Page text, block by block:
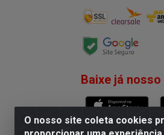
O nosso site coleta cookies
Baixe já nosso